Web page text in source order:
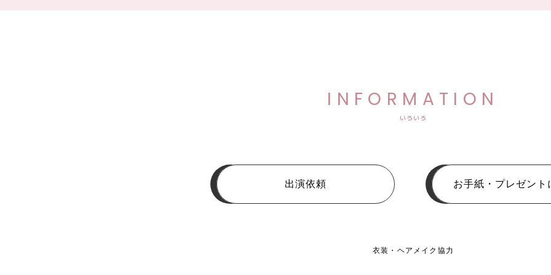
INFORMATION
いろいろ
出演依頼 お手紙・プレゼント
衣装・ヘアメイク協力